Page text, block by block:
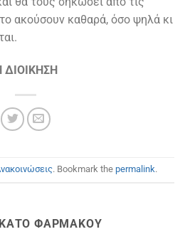
ακούσουν καθαρά, όσο ψηλά κι
ΔΙΟΙΚΗΣΗ
. Bookmark the permalink.
ΦΑΡΜΆΚΟΥ